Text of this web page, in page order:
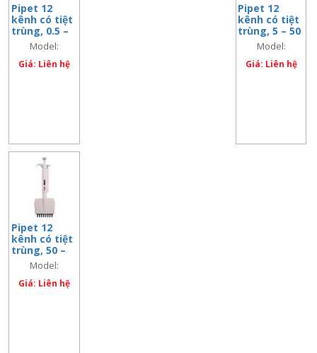
Pipet 12
kênh có tiệt
trùng, 0.5 –
10 ulModel:
713113047777
Giá: Liên hệ
Pipet 12
kênh có tiệt
trùng, 5 – 50
Model:
713113067777
Giá: Liên hệ
Pipet 12
kênh có tiệt
trùng, 50 –
300 ulModel:
713113127777
Giá: Liên hệ